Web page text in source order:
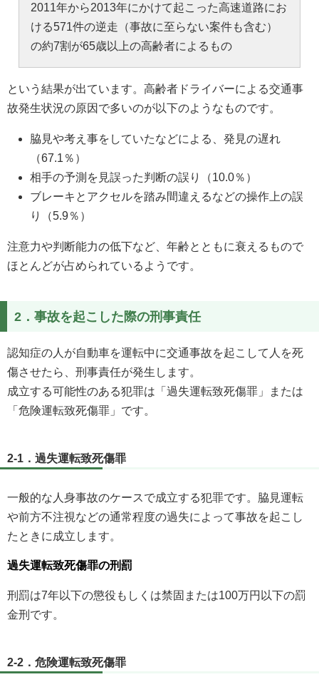
2011年から2013年にかけて起こった高速道路にお
ける571件の逆走（事故に至らない案件も含む）
の約7割が65歳以上の高齢者によるもの
という結果が出ています。高齢者ドライバーによる交通事
故発生状況の原因で多いのが以下のようなものです。
脇見や考え事をしていたなどによる、発見の遅れ
（67.1％）
相手の予測を見誤った判断の誤り（10.0％）
ブレーキとアクセルを踏み間違えるなどの操作上の誤
り（5.9％）
注意力や判断能力の低下など、年齢とともに衰えるもので
ほとんどが占められているようです。
2．事故を起こした際の刑事責任
認知症の人が自動車を運転中に交通事故を起こして人を死
傷させたら、刑事責任が発生します。
成立する可能性のある犯罪は「過失運転致死傷罪」または
「危険運転致死傷罪」です。
2-1．過失運転致死傷罪
一般的な人身事故のケースで成立する犯罪です。脇見運転
や前方不注視などの通常程度の過失によって事故を起こし
たときに成立します。
過失運転致死傷罪の刑罰
刑罰は7年以下の懲役もしくは禁固または100万円以下の罰
金刑です。
2-2．危険運転致死傷罪